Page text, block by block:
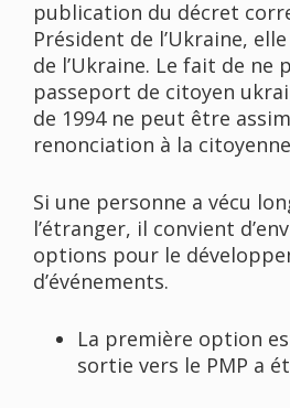
publication du décret
Président de l’Ukraine,
de l’Ukraine. Le fait de ne
passeport de citoyen
de 1994 ne peut être
renonciation à la
Si une personne a vécu
l’étranger, il convient
options pour le
d’événements.
La première option
sortie vers le PMP a